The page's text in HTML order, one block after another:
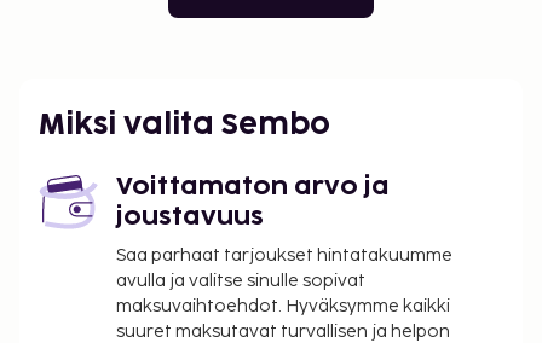
Miksi valita Sembo
Voittamaton arvo ja
joustavuus
Saa parhaat tarjoukset hintatakuumme
avulla ja valitse sinulle sopivat
maksuvaihtoehdot. Hyväksymme kaikki
suuret maksutavat turvallisen ja helpon